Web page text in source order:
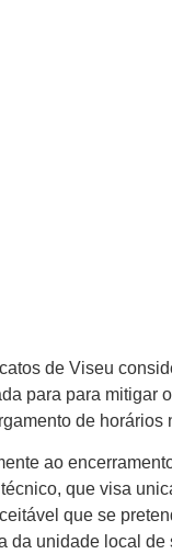
de Viseu
para para mitigar
de horários
ao
que visa
que se
da unidade local